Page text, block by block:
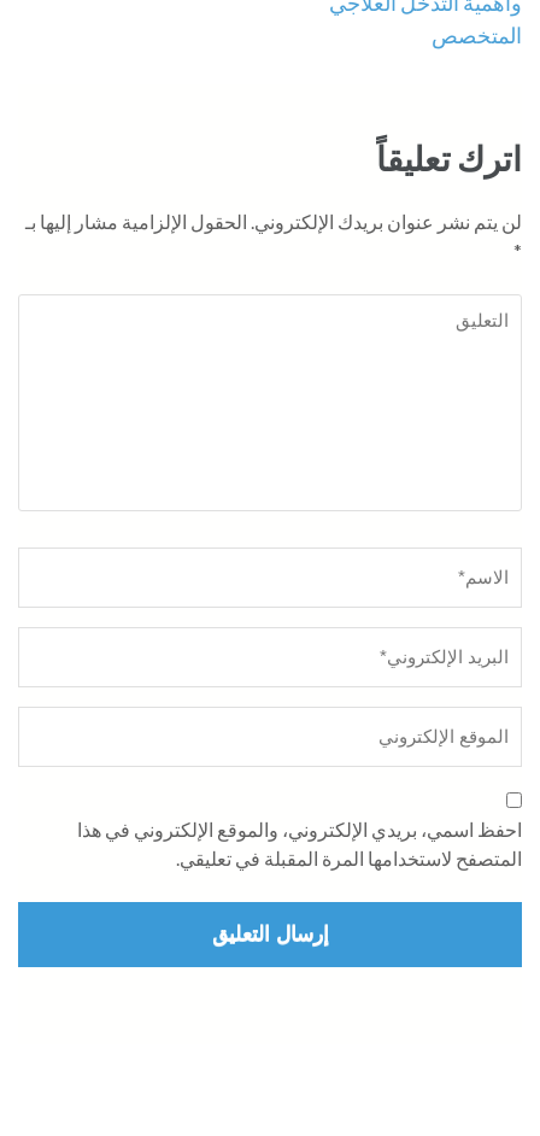
المتخصص
اترك تعليقاً
لن يتم نشر عنوان بريدك الإلكتروني. الحقول الإلزامية مشار إليها بـ
*
الإلكتروني
الإلكتروني
احفظ اسمي، بريدي الإلكتروني، والموقع الإلكتروني في هذا
المتصفح لاستخدامها المرة المقبلة في تعليقي.